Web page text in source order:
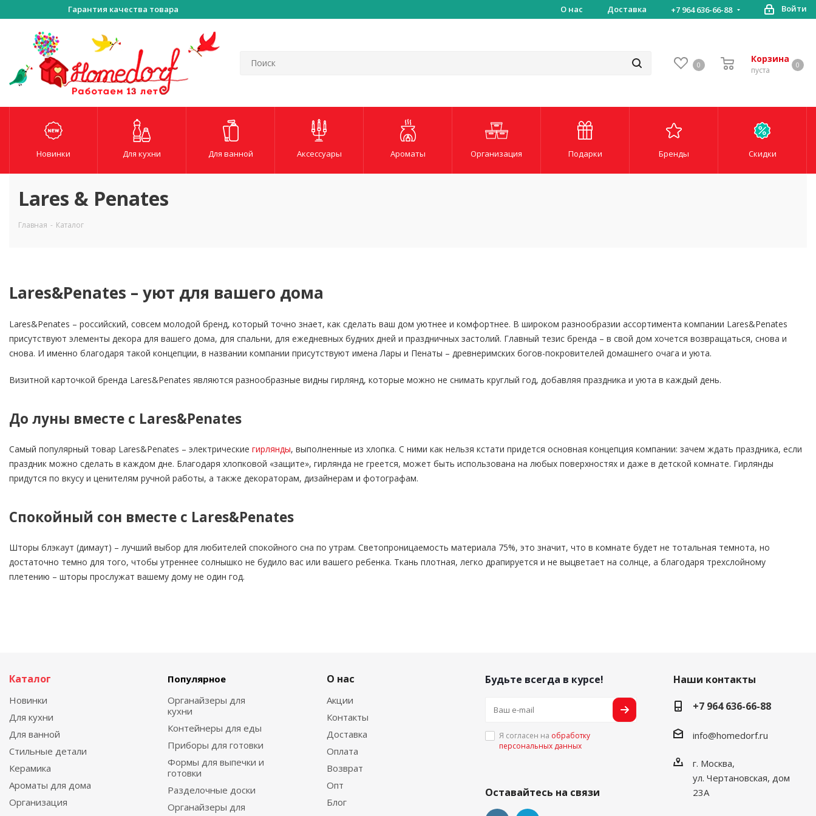
Гарантия качества товара Быстрая и надежная доставкаО нас Доставка +7 964 636-66-88 Войти
0
Корзина
пуста
0
Новинки Для кухни Для ванной Аксессуары Ароматы Организация Подарки Бренды Скидки
Lares & Penates
Главная - Каталог
Lares&Penates – уют для вашего дома
Lares&Penates – российский, совсем молодой бренд, который точно знает, как сделать ваш дом уютнее и комфортнее. В широком разнообразии ассортимента компании Lares&Penates
присутствуют элементы декора для вашего дома, для спальни, для ежедневных будних дней и праздничных застолий. Главный тезис бренда – в свой дом хочется возвращаться, снова и
снова. И именно благодаря такой концепции, в названии компании присутствуют имена Лары и Пенаты – древнеримских богов-покровителей домашнего очага и уюта.
Визитной карточкой бренда Lares&Penates являются разнообразные видны гирлянд, которые можно не снимать круглый год, добавляя праздника и уюта в каждый день.
До луны вместе с Lares&Penates
Самый популярный товар Lares&Penates – электрические гирлянды, выполненные из хлопка. С ними как нельзя кстати придется основная концепция компании: зачем ждать праздника, если
праздник можно сделать в каждом дне. Благодаря хлопковой «защите», гирлянда не греется, может быть использована на любых поверхностях и даже в детской комнате. Гирлянды
придутся по вкусу и ценителям ручной работы, а также декораторам, дизайнерам и фотографам.
Спокойный сон вместе с Lares&Penates
Шторы блэкаут (димаут) – лучший выбор для любителей спокойного сна по утрам. Светопроницаемость материала 75%, это значит, что в комнате будет не тотальная темнота, но
достаточно темно для того, чтобы утреннее солнышко не будило вас или вашего ребенка. Ткань плотная, легко драпируется и не выцветает на солнце, а благодаря трехслойному
плетению – шторы прослужат вашему дому не один год.
Каталог
Новинки
Для кухни
Для ванной
Стильные детали
Керамика
Ароматы для дома
Организация
Популярное
Органайзеры для
кухни
Контейнеры для еды
Приборы для готовки
Формы для выпечки и
готовки
Разделочные доски
Органайзеры для
О нас
Акции
Контакты
Доставка
Оплата
Возврат
Опт
Блог
Будьте всегда в курсе!
Я согласен на обработку
персональных данных
Оставайтесь на связи
Наши контакты
+7 964 636-66-88
info@homedorf.ru
г. Москва,
ул. Чертановская, дом
23А